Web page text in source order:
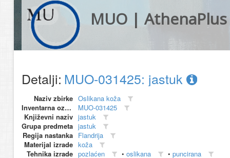
MUO | AthenaPlus
Detalji: MUO-031425: jastuk
Naziv zbirke Oslikana koža
Inventarna oznaka
MUO-031425
Književni naziv jastuk
Grupa predmeta jastuk
Regija nastanka Flandrija
Materijal izrade koža
Tehnika izrade pozlaćen • oslikana • puncirana